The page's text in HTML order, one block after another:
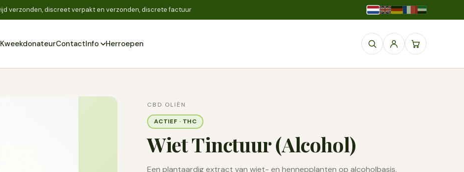
verzonden, discreet verpakt en verzonden, discrete factuur
KweekdonateurContactInfo Herroepen
CBD OLIËN
ACTIEF · THC
Wiet Tinctuur (Alcohol)
Een plantaardig extract van wiet- en hennepplanten op alcoholbasis,